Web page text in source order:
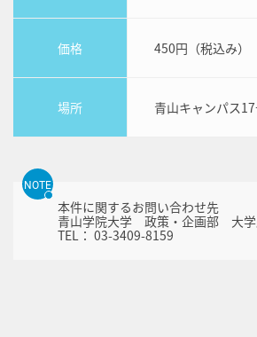
価格 450円（税込み）
場所 青山キャンパス
NOTE
本件に関するお問い合わせ先
青山学院大学 政策・企画部 大学
TEL： 03-3409-8159